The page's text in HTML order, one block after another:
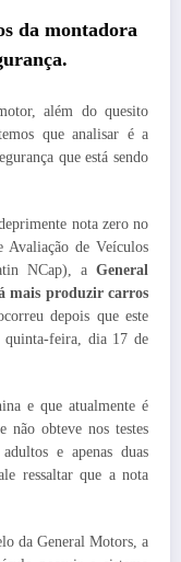
da montadora
além do quesito
que analisar é a
que está sendo
nota zero no
Avaliação de Veículos
NCap), a General
mais produzir carros
depois que este
feira, dia 17 de
e que atualmente é
não obteve nos testes
e apenas duas
ressaltar que a nota
da General Motors, a